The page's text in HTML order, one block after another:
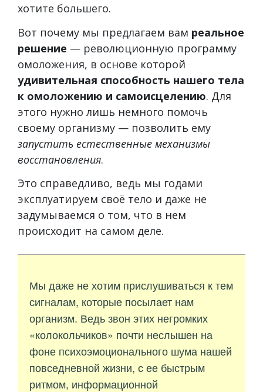
хотите большего.
Вот почему мы предлагаем вам реальное
решение — революционную программу
омоложения, в основе которой
удивительная способность нашего тела
к омоложению и самоисцелению. Для
этого нужно лишь немного помочь
своему организму — позволить ему
запустить естественные механизмы
восстановления.
Это справедливо, ведь мы годами
эксплуатируем своё тело и даже не
задумываемся о том, что в нем
происходит на самом деле.
Мы даже не хотим прислушиваться к тем
сигналам, которые посылает нам
организм. Ведь звон этих негромких
«колокольчиков» почти неслышен на
фоне психоэмоционального шума нашей
повседневной жизни, с ее быстрым
ритмом, информационной